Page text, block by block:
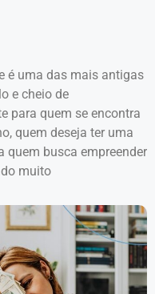
é uma das mais antigas
e cheio de
para quem se encontra
quem deseja ter uma
quem busca empreender
muito